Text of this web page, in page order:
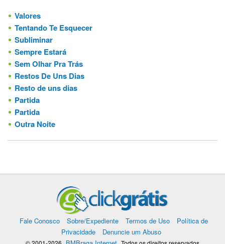
Valores
Tentando Te Esquecer
Subliminar
Sempre Estará
Sem Olhar Pra Trás
Restos De Uns Dias
Resto de uns dias
Partida
Partida
Outra Noite
Fale Conosco Sobre/Expediente Termos de Uso
Política de
Privacidade
Denuncie um Abuso